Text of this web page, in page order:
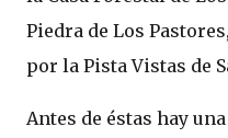
Piedra de Los
por la Pista Vistas de
Antes de éstas hay